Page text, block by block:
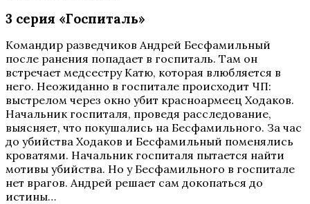
3 серия «Госпиталь»
Командир разведчиков Андрей Бесфамильный
после ранения попадает в госпиталь. Там он
встречает медсестру Катю, которая влюбляется в
него. Неожиданно в госпитале происходит ЧП:
выстрелом через окно убит красноармеец Ходаков.
Начальник госпиталя, проведя расследование,
выясняет, что покушались на Бесфамильного. За час
до убийства Ходаков и Бесфамильный поменялись
кроватями. Начальник госпиталя пытается найти
мотивы убийства. Но у Бесфамильного в госпитале
нет врагов. Андрей решает сам докопаться до
истины…